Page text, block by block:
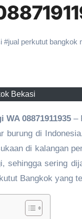
#jual perkutut bangkok
Bekasi
08871911935 –
di
di kalangan
sehingga sering
Bangkok yang